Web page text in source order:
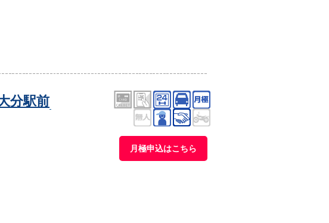
分駅前
月極申込はこちら